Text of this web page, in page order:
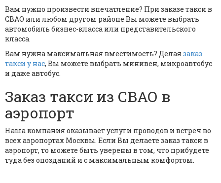
Вам нужно произвести впечатление? При заказе такси в
СВАО или любом другом районе Вы можете выбрать
автомобиль бизнес-класса или представительского
класса.
Вам нужна максимальная вместимость? Делая заказ
такси у нас, Вы можете выбрать минивен, микроавтобус
и даже автобус.
Заказ такси из СВАО в
аэропорт
Наша компания оказывает услуги проводов и встреч во
всех аэропортах Москвы. Если Вы делаете заказ такси в
аэропорт, то можете быть уверены в том, что прибудете
туда без опозданий и с максимальным комфортом.